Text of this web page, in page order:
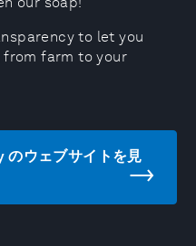
to let you
farm to your
のウェブサイトを見